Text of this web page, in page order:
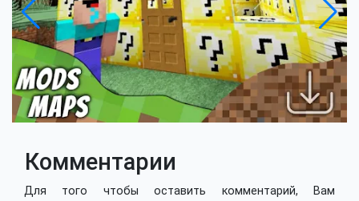
Комментарии
Для того чтобы оставить комментарий, Вам